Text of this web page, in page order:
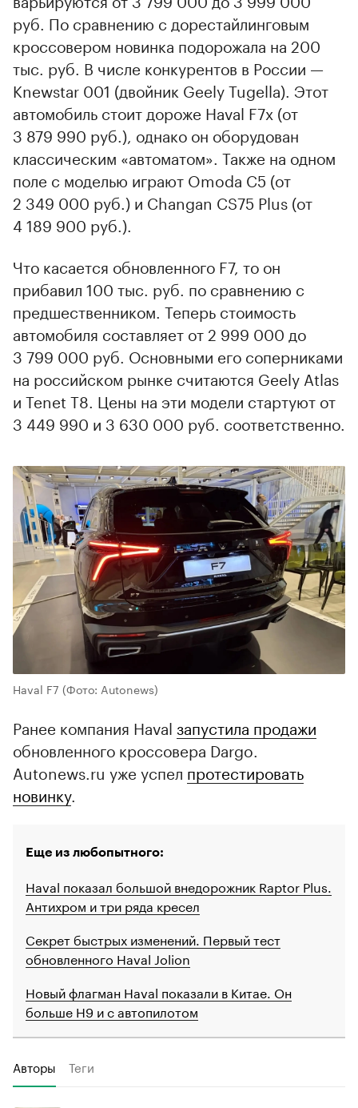
руб. По сравнению с дорестайлинговым
кроссовером новинка подорожала на 200
тыс. руб. В числе конкурентов в России —
Knewstar 001 (двойник Geely Tugella). Этот
автомобиль стоит дороже Haval F7x (от
3 879 990 руб.), однако он оборудован
классическим «автоматом». Также на одном
поле с моделью играют Omoda C5 (от
2 349 000 руб.) и Changan CS75 Plus (от
4 189 900 руб.).
Что касается обновленного F7, то он
прибавил 100 тыс. руб. по сравнению с
предшественником. Теперь стоимость
автомобиля составляет от 2 999 000 до
3 799 000 руб. Основными его соперниками
на российском рынке считаются Geely Atlas
и Tenet T8. Цены на эти модели стартуют от
3 449 990 и 3 630 000 руб. соответственно.
Haval F7 (Фото: Autonews)
Ранее компания Haval запустила продажи
обновленного кроссовера Dargo.
Autonews.ru уже успел протестировать
новинку.
Еще из любопытного:
Haval показал большой внедорожник Raptor Plus.
Антихром и три ряда кресел
Секрет быстрых изменений. Первый тест
обновленного Haval Jolion
Новый флагман Haval показали в Китае. Он
больше H9 и с автопилотом
Авторы Теги